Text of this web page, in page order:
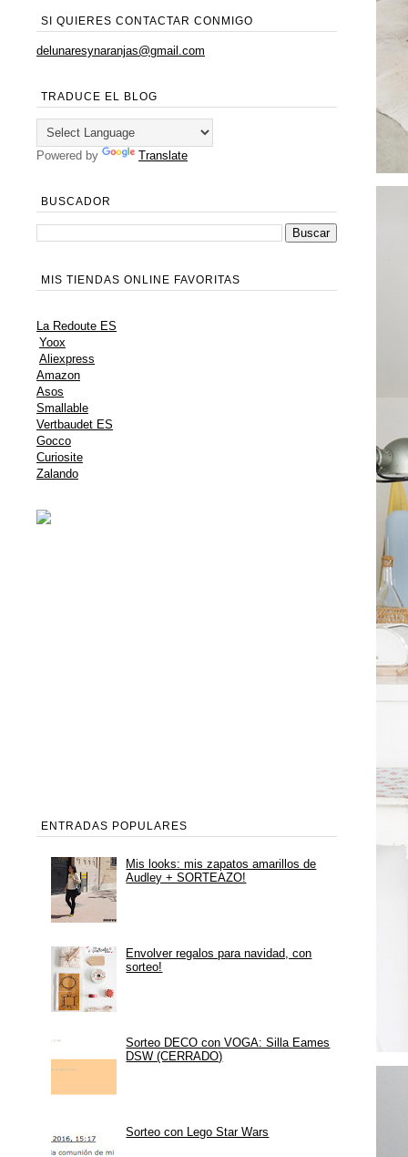
SI QUIERES CONTACTAR CONMIGO
delunaresynaranjas@gmail.com
TRADUCE EL BLOG
Powered by Translate
BUSCADOR
MIS TIENDAS ONLINE FAVORITAS
La Redoute ES
Yoox
Aliexpress
Amazon
Asos
Smallable
Vertbaudet ES
Gocco
Curiosite
Zalando
ENTRADAS POPULARES
Mis looks: mis zapatos amarillos de
Audley + SORTEAZO!
Envolver regalos para navidad, con
sorteo!
Sorteo DECO con VOGA: Silla Eames
DSW (CERRADO)
Sorteo con Lego Star Wars